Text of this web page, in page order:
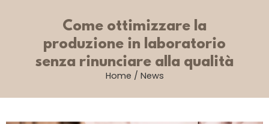
Come ottimizzare la
produzione in laboratorio
senza rinunciare alla qualità
Home / News